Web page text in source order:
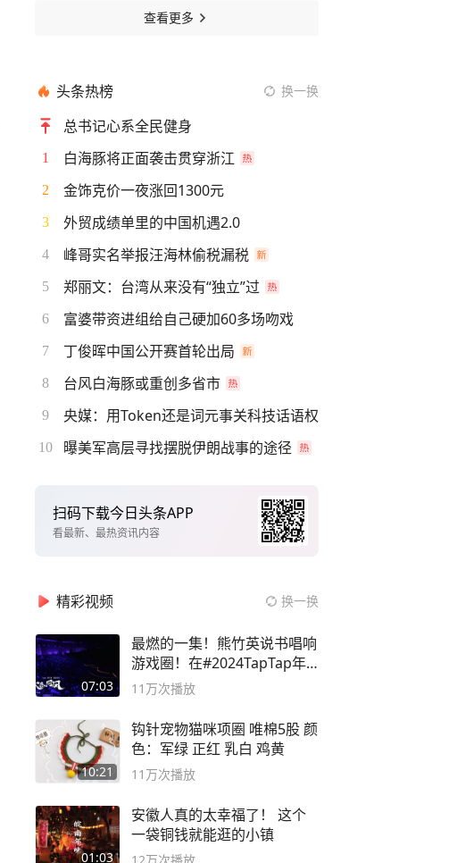
查看更多
头条热榜 换一换
总书记心系全民健身
1 白海豚将正面袭击贯穿浙江
2 金饰克价一夜涨回1300元
3 外贸成绩单里的中国机遇2.0
4 峰哥实名举报汪海林偷税漏税
5 郑丽文：台湾从来没有“独立”过
6 富婆带资进组给自己硬加60多场吻戏
7 丁俊晖中国公开赛首轮出局
8 台风白海豚或重创多省市
9 央媒：用Token还是词元事关科技话语权
10 曝美军高层寻找摆脱伊朗战事的途径
扫码下载今日头条APP
看最新、最热资讯内容
精彩视频 换一换
07:03
最燃的一集！熊竹英说书唱响
游戏圈！在#2024TapTap年
度游戏大赏
11万次播放
10:21
钩针宠物猫咪项圈 唯棉5股 颜
色：军绿 正红 乳白 鸡黄
11万次播放
01:03
安徽人真的太幸福了！ 这个
一袋铜钱就能逛的小镇